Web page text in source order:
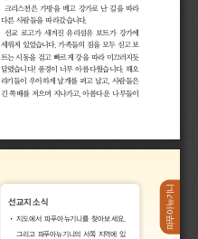
크리스천은 가방을 메고 강가로 난 길을 따라
다른 사람들을 따라갔습니다.
선교 로고가 새겨진 유리섬유 보트가 강가에
세워져 있었습니다. 가족들의 짐을 모두 싣고 보
트는 시동을 걸고 빠르게 강을 따라 미끄러지듯
달렸습니다! 풍경이 너무 아름다웠습니다. 해오
라기들이 우아하게 날개를 펴고 날고, 사람들은
긴 쪽배를 저으며 지나가고, 아름다운 나무들이
선교지 소식
•  지도에서 파푸아뉴기니를 찾아보세요.
그리고 파푸아뉴기니의 서쪽 지역에 있
파푸아뉴기니